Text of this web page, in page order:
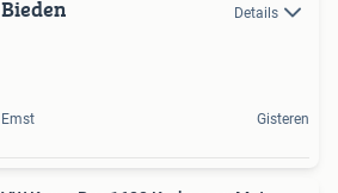
Bieden Details
Emst Gisteren